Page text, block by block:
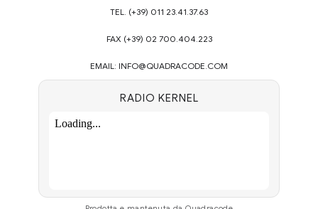
TEL. (+39) 011 23.41.37.63
FAX (+39) 02 700.404.223
EMAIL: INFO@QUADRACODE.COM
RADIO KERNEL